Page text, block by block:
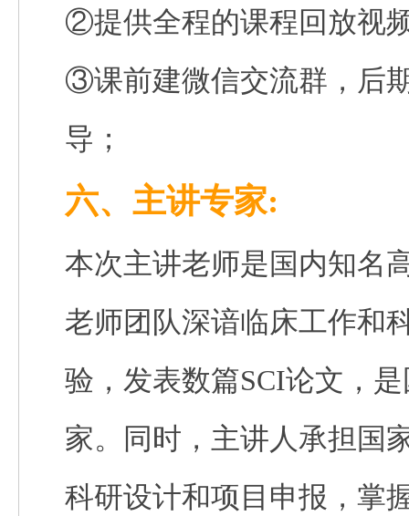
②提供全程的课程回放视
③课前建微信交流群，后
导；
六、主讲专家:
本次主讲老师是国内知名
老师团队深谙临床工作和
验，发表数篇SCI论文，
家。同时，主讲人承担国
科研设计和项目申报，掌